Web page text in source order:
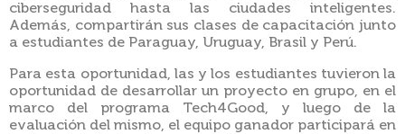
ciberseguridad hasta las ciudades inteligentes.
Además, compartirán sus clases de capacitación junto
a estudiantes de Paraguay, Uruguay, Brasil y Perú.
Para esta oportunidad, las y los estudiantes tuvieron la
oportunidad de desarrollar un proyecto en grupo, en el
marco del programa Tech4Good, y luego de la
evaluación del mismo, el equipo ganador participará en